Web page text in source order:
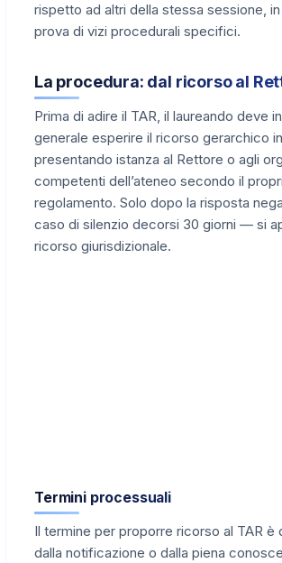
rispetto ad altri della stessa sessione,
prova di vizi procedurali specifici.
La procedura: dal ricorso al
Prima di adire il TAR, il laureando deve
generale esperire il ricorso gerarchico
presentando istanza al Rettore o agli
competenti dell’ateneo secondo il
regolamento. Solo dopo la risposta
caso di silenzio decorsi 30 giorni — si
ricorso giurisdizionale.
Termini processuali
Il termine per proporre ricorso al TAR è
dalla notificazione o dalla piena